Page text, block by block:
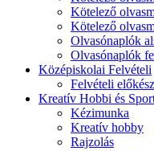
Kötelező
Kötelező
Olvasónaplók
Olvasónaplók
Középiskolai Felvételi
Felvételi
Kreatív Hobbi és
Kézimunka
Kreatív hobby
Rajzolás